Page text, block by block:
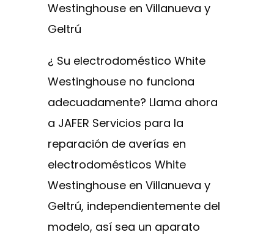
Westinghouse en Villanueva y
Geltrú
¿ Su electrodoméstico White
Westinghouse no funciona
adecuadamente? Llama ahora
a JAFER Servicios para la
reparación de averías en
electrodomésticos White
Westinghouse en Villanueva y
Geltrú, independientemente del
modelo, así sea un aparato